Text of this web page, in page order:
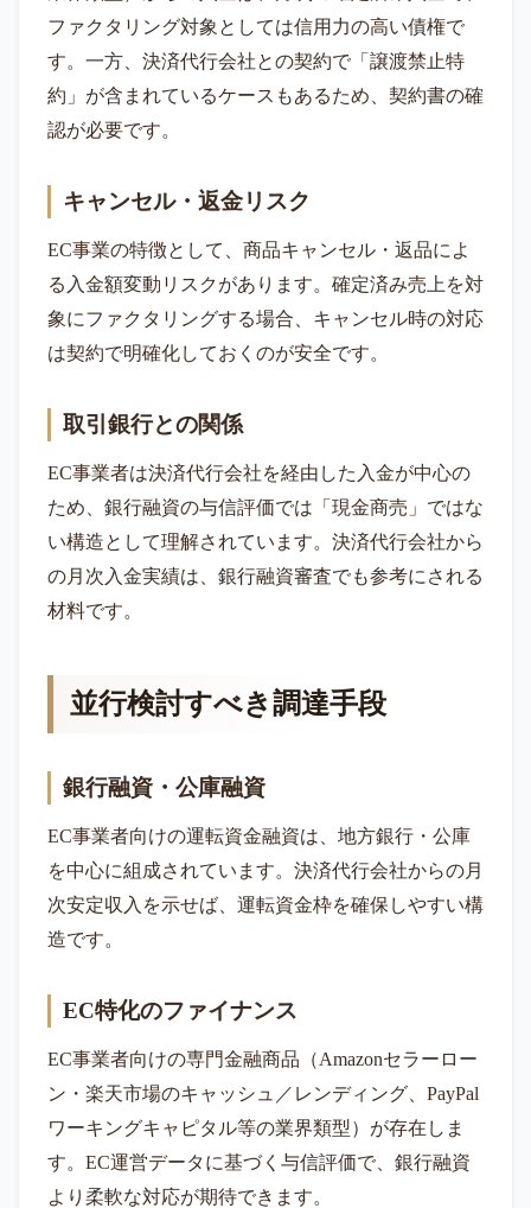
ファクタリング対象としては信用力の高い債権で
す。一方、決済代行会社との契約で「譲渡禁止特
約」が含まれているケースもあるため、契約書の確
認が必要です。
キャンセル・返金リスク
EC事業の特徴として、商品キャンセル・返品によ
る入金額変動リスクがあります。確定済み売上を対
象にファクタリングする場合、キャンセル時の対応
は契約で明確化しておくのが安全です。
取引銀行との関係
EC事業者は決済代行会社を経由した入金が中心の
ため、銀行融資の与信評価では「現金商売」ではな
い構造として理解されています。決済代行会社から
の月次入金実績は、銀行融資審査でも参考にされる
材料です。
並行検討すべき調達手段
銀行融資・公庫融資
EC事業者向けの運転資金融資は、地方銀行・公庫
を中心に組成されています。決済代行会社からの月
次安定収入を示せば、運転資金枠を確保しやすい構
造です。
EC特化のファイナンス
EC事業者向けの専門金融商品（Amazonセラーロー
ン・楽天市場のキャッシュ／レンディング、PayPal
ワーキングキャピタル等の業界類型）が存在しま
す。EC運営データに基づく与信評価で、銀行融資
より柔軟な対応が期待できます。